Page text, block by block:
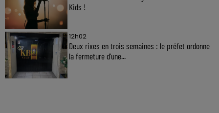
Kids !
12h02
Deux rixes en trois semaines : le préfet ordonne
la fermeture d'une...